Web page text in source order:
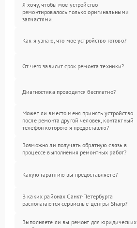
Я хочу, чтобы мое устройство
ремонтировалось только оригинальными
запчастями.
Как я узнаю, что мое устройство готово?
От чего зависит срок ремонта техники?
Диагностика проводится бесплатно?
Может ли вместо меня принять устройство
после ремонта другой человек, контактный
телефон которого я предоставлю?
Возможно ли получать обратную связь в
процессе выполнения ремонтных работ?
Какую гарантию вы предоставляете?
В каких районах Санкт-Петербурга
располагаются сервисные центры Sharp?
Выполняете ли вы ремонт для юридических